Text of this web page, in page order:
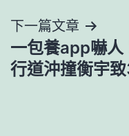
覽
下一篇文章
一包養app嚇人
行道沖撞衡宇